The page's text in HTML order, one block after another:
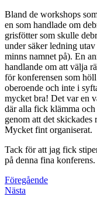
Bland de workshops
en som handlade om
grisfötter som skulle
under säker ledning
minns namnet på). En
handlande om att välja
för konferensen som
oberoende och inte i
mycket bra! Det var en
där alla fick klämma och
genom att det
Mycket fint organiserat.
Tack för att jag fick
på denna fina
Föregående
Nästa